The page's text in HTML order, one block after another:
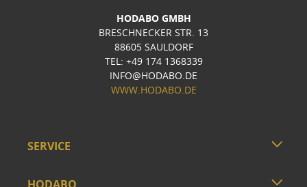
HODABO GMBH
BRESCHNECKER STR. 13
88605 SAULDORF
TEL: +49 174 1368339
INFO@HODABO.DE
WWW.HODABO.DE
SERVICE